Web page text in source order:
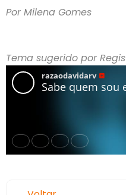
Por Milena Gomes
Tema sugerido por Regis